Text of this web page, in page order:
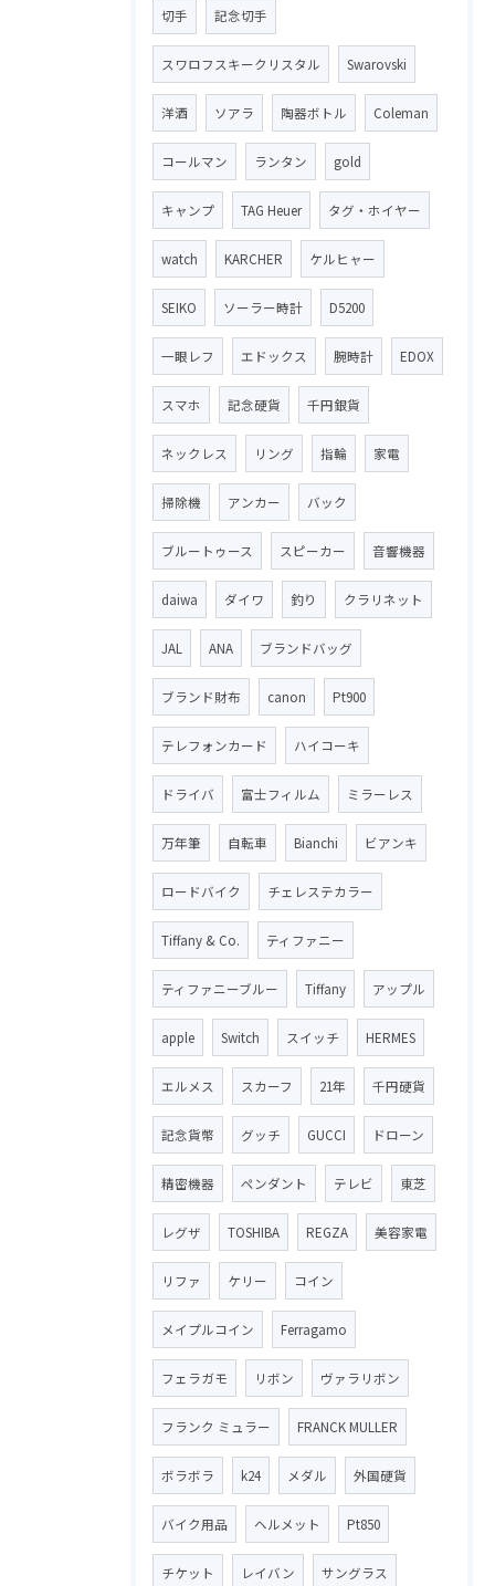
切手 記念切手
スワロフスキークリスタル Swarovski
洋酒 ソアラ 陶器ボトル Coleman
コールマン ランタン gold
キャンプ TAG Heuer タグ・ホイヤー
watch KARCHER ケルヒャー
SEIKO ソーラー時計 D5200
一眼レフ エドックス 腕時計 EDOX
スマホ 記念硬貨 千円銀貨
ネックレス リング 指輪 家電
掃除機 アンカー バック
ブルートゥース スピーカー 音響機器
daiwa ダイワ 釣り クラリネット
JAL ANA ブランドバッグ
ブランド財布 canon Pt900
テレフォンカード ハイコーキ
ドライバ 富士フィルム ミラーレス
万年筆 自転車 Bianchi ビアンキ
ロードバイク チェレステカラー
Tiffany & Co. ティファニー
ティファニーブルー Tiffany アップル
apple Switch スイッチ HERMES
エルメス スカーフ 21年 千円硬貨
記念貨幣 グッチ GUCCI ドローン
精密機器 ペンダント テレビ 東芝
レグザ TOSHIBA REGZA 美容家電
リファ ケリー コイン
メイプルコイン Ferragamo
フェラガモ リボン ヴァラリボン
フランク ミュラー FRANCK MULLER
ボラボラ k24 メダル 外国硬貨
バイク用品 ヘルメット Pt850
チケット レイバン サングラス